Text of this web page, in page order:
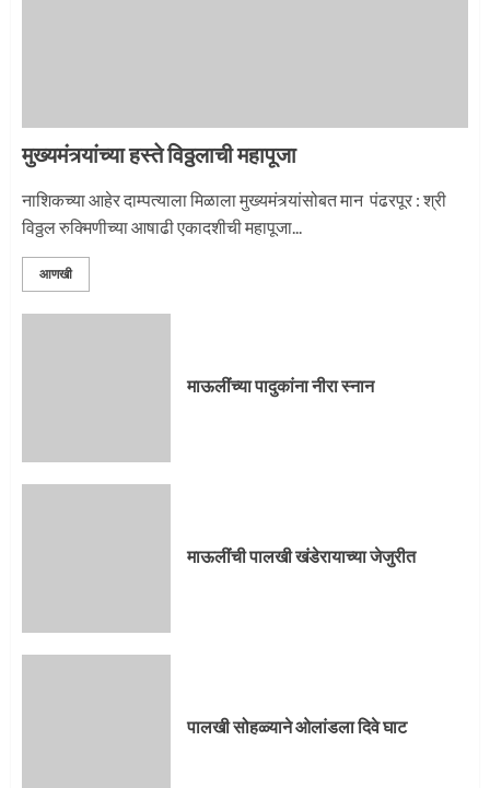
मुख्यमंत्र्यांच्या हस्ते विठ्ठलाची महापूजा
नाशिकच्या आहेर दाम्पत्याला मिळाला मुख्यमंत्र्यांसोबत मान पंढरपूर : श्री
विठ्ठल रुक्मिणीच्या आषाढी एकादशीची महापूजा...
आणखी
माऊलींच्या पादुकांना नीरा स्नान
माऊलींची पालखी खंडेरायाच्या जेजुरीत
पालखी सोहळ्याने ओलांडला दिवे घाट